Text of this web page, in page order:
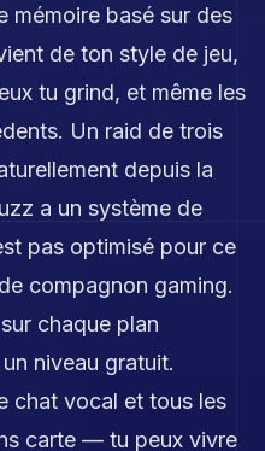
mémoire basé sur des
de ton style de jeu,
tu grind, et même les
Un raid de trois
depuis la
a un système de
pas optimisé pour ce
compagnon gaming.
chaque plan
niveau gratuit.
chat vocal et tous les
carte — tu peux vivre